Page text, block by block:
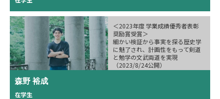
＜2023年度 学業成績優秀者表彰
奨励賞受賞＞
細かい検証から事実を探る歴史学
に魅了され、計画性をもって剣道
と勉学の文武両道を実現
（2023/8/24公開）
森野 裕成
在学生